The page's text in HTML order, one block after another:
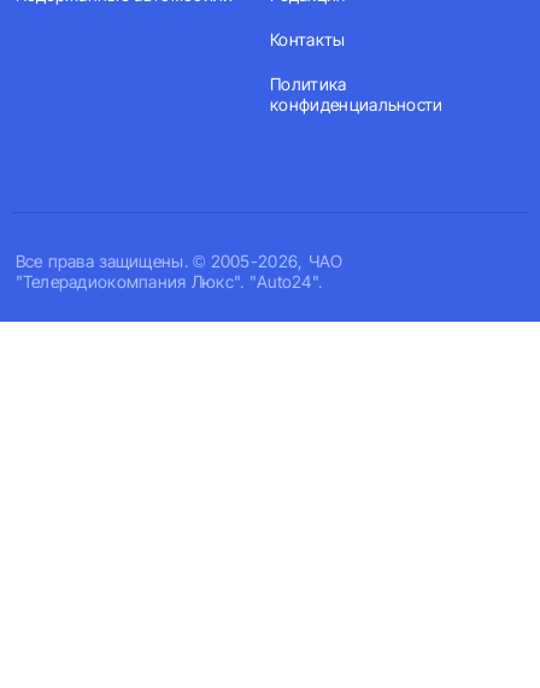
Все права защищены. © 2005-2026, ЧАО
"Телерадиокомпания Люкс". "Auto24".
Контакты
Политика
конфиденциальности